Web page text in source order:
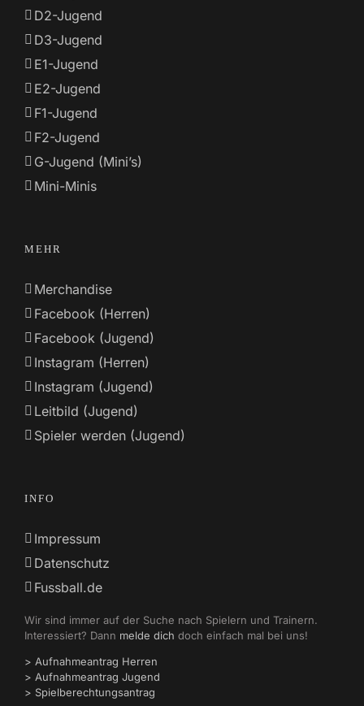
D2-Jugend
D3-Jugend
E1-Jugend
E2-Jugend
F1-Jugend
F2-Jugend
G-Jugend (Mini’s)
Mini-Minis
MEHR
Merchandise
Facebook (Herren)
Facebook (Jugend)
Instagram (Herren)
Instagram (Jugend)
Leitbild (Jugend)
Spieler werden (Jugend)
INFO
Impressum
Datenschutz
Fussball.de
Wir sind immer auf der Suche nach Spielern und Trainern.
Interessiert? Dann melde dich doch einfach mal bei uns!
> Aufnahmeantrag Herren
> Aufnahmeantrag Jugend
> Spielberechtungsantrag